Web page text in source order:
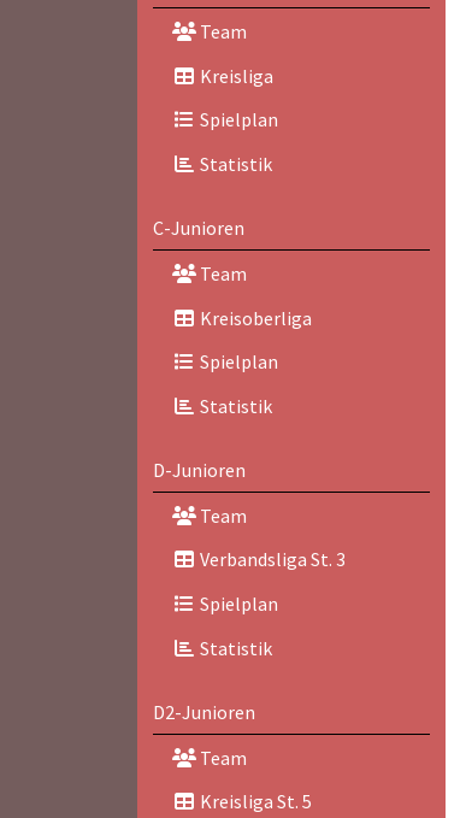
Team
Kreisliga
Spielplan
Statistik
C-Junioren
Team
Kreisoberliga
Spielplan
Statistik
D-Junioren
Team
Verbandsliga St. 3
Spielplan
Statistik
D2-Junioren
Team
Kreisliga St. 5